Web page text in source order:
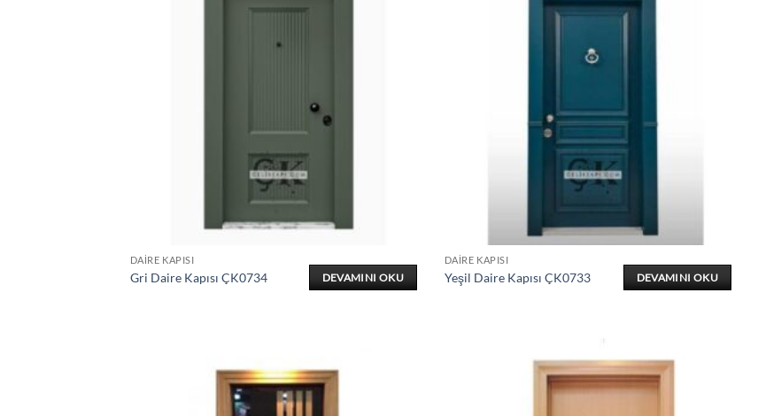
DAIRE KAPISI
Gri Daire Kapısı ÇK0734 DEVAMINI OKU
DAIRE KAPISI
Yeşil Daire Kapısı ÇK0733 DEVAMINI OKU